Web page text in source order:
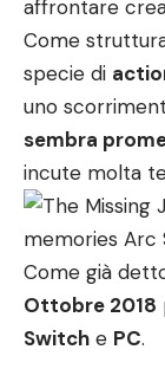
affrontare
Come
specie di
uno
sembra
incute molta
Come già
Ottobre 2018
Switch e PC.